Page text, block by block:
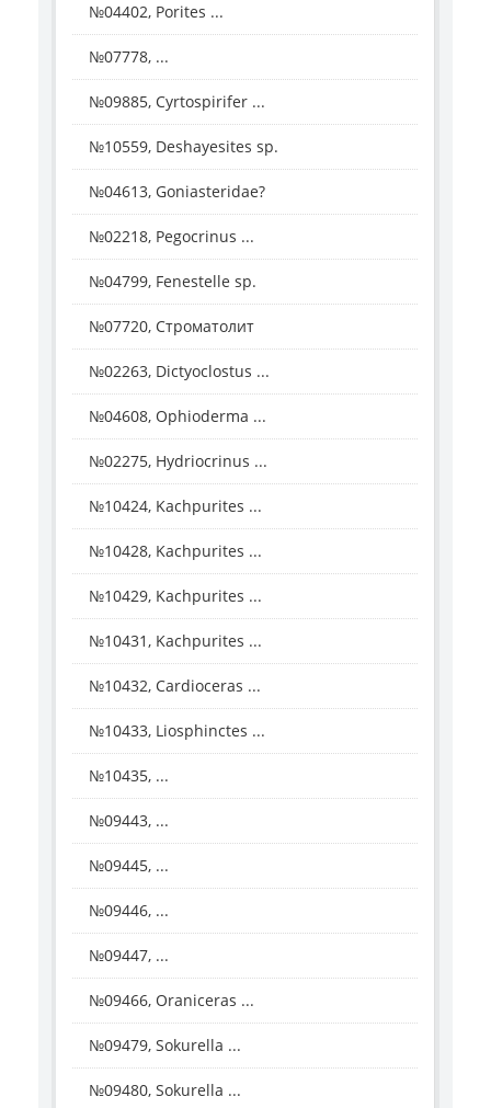
№04402, Porites ...
№07778, ...
№09885, Cyrtospirifer ...
№10559, Deshayesites sp.
№04613, Goniasteridae?
№02218, Pegocrinus ...
№04799, Fenestelle sp.
№07720, Строматолит
№02263, Dictyoclostus ...
№04608, Ophioderma ...
№02275, Hydriocrinus ...
№10424, Kachpurites ...
№10428, Kachpurites ...
№10429, Kachpurites ...
№10431, Kachpurites ...
№10432, Cardioceras ...
№10433, Liosphinctes ...
№10435, ...
№09443, ...
№09445, ...
№09446, ...
№09447, ...
№09466, Oraniceras ...
№09479, Sokurella ...
№09480, Sokurella ...